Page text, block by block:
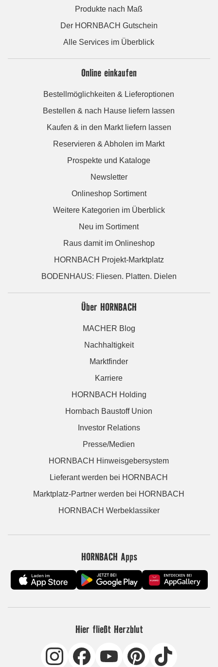
Produkte nach Maß
Der HORNBACH Gutschein
Alle Services im Überblick
Online einkaufen
Bestellmöglichkeiten & Lieferoptionen
Bestellen & nach Hause liefern lassen
Kaufen & in den Markt liefern lassen
Reservieren & Abholen im Markt
Prospekte und Kataloge
Newsletter
Onlineshop Sortiment
Weitere Kategorien im Überblick
Neu im Sortiment
Raus damit im Onlineshop
HORNBACH Projekt-Marktplatz
BODENHAUS: Fliesen. Platten. Dielen
Über HORNBACH
MACHER Blog
Nachhaltigkeit
Marktfinder
Karriere
HORNBACH Holding
Hornbach Baustoff Union
Investor Relations
Presse/Medien
HORNBACH Hinweisgebersystem
Lieferant werden bei HORNBACH
Marktplatz-Partner werden bei HORNBACH
HORNBACH Werbeklassiker
HORNBACH Apps
Hier fließt Herzblut